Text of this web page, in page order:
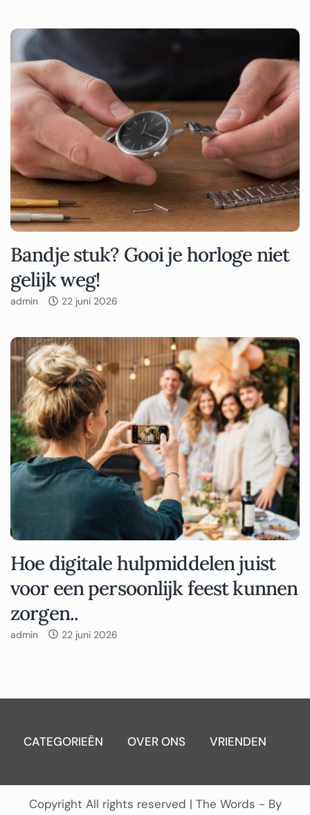
Bandje stuk? Gooi je horloge niet
gelijk weg!
admin 22 juni 2026
Hoe digitale hulpmiddelen juist
voor een persoonlijk feest kunnen
zorgen..
admin 22 juni 2026
CATEGORIEËN OVER ONS VRIENDEN
Copyright All rights reserved | The Words - By